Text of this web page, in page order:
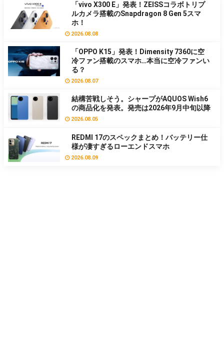
「vivo X300 E」発表！ZEISSコラボトリプ
ルカメラ搭載のSnapdragon 8 Gen 5スマ
ホ！
2026.08.08
「OPPO K15」発表！Dimensity 7360に空
冷ファン搭載のスマホ…本当に空冷ファンい
る？
2026.08.07
結構苦戦しそう。シャープがAQUOS Wish6
の商品化を発表。発売は2026年9月中旬以降
2026.08.05
REDMI 17のスペックまとめ！バッテリー仕
様が凄すぎるローエンドスマホ
2026.08.09